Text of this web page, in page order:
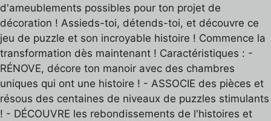
d'ameublements possibles pour ton projet de
décoration ! Assieds-toi, détends-toi, et découvre ce
jeu de puzzle et son incroyable histoire ! Commence la
transformation dès maintenant ! Caractéristiques : -
RÉNOVE, décore ton manoir avec des chambres
uniques qui ont une histoire ! - ASSOCIE des pièces et
résous des centaines de niveaux de puzzles stimulants
! - DÉCOUVRE les rebondissements de l'histoires et